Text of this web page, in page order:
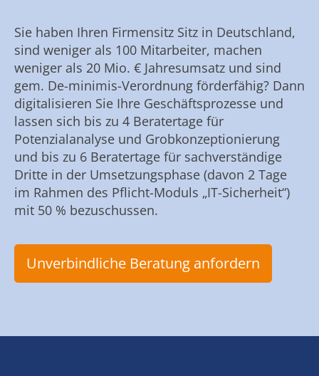
Sie haben Ihren Firmensitz Sitz in Deutschland,
sind weniger als 100 Mitarbeiter, machen
weniger als 20 Mio. € Jahresumsatz und sind
gem. De-minimis-Verordnung förderfähig? Dann
digitalisieren Sie Ihre Geschäftsprozesse und
lassen sich bis zu 4 Beratertage für
Potenzialanalyse und Grobkonzeptionierung
und bis zu 6 Beratertage für sachverständige
Dritte in der Umsetzungsphase (davon 2 Tage
im Rahmen des Pflicht-Moduls „IT-Sicherheit“)
mit 50 % bezuschussen.
Unverbindliche Beratung anfordern